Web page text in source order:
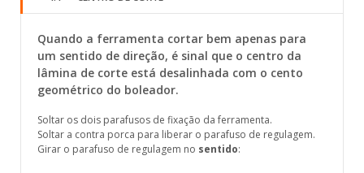
Quando a ferramenta cortar bem apenas para
um sentido de direção, é sinal que o centro da
lâmina de corte está desalinhada com o cento
geométrico do boleador.
Soltar os dois parafusos de fixação da ferramenta.
Soltar a contra porca para liberar o parafuso de regulagem.
Girar o parafuso de regulagem no sentido: